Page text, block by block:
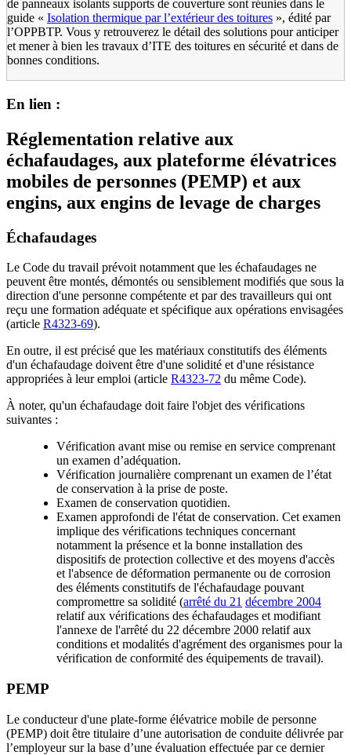
de panneaux isolants supports de couverture sont réunies dans le
guide « Isolation thermique par l’extérieur des toitures », édité par
l’OPPBTP. Vous y retrouverez le détail des solutions pour anticiper
et mener à bien les travaux d’ITE des toitures en sécurité et dans de
bonnes conditions.
En lien :
Réglementation relative aux
échafaudages, aux plateforme élévatrices
mobiles de personnes (PEMP) et aux
engins, aux engins de levage de charges
Échafaudages
Le Code du travail prévoit notamment que les échafaudages ne
peuvent être montés, démontés ou sensiblement modifiés que sous la
direction d'une personne compétente et par des travailleurs qui ont
reçu une formation adéquate et spécifique aux opérations envisagées
(article R4323-69).
En outre, il est précisé que les matériaux constitutifs des éléments
d'un échafaudage doivent être d'une solidité et d'une résistance
appropriées à leur emploi (article R4323-72 du même Code).
À noter, qu'un échafaudage doit faire l'objet des vérifications
suivantes :
Vérification avant mise ou remise en service comprenant
un examen d’adéquation.
Vérification journalière comprenant un examen de l’état
de conservation à la prise de poste.
Examen de conservation quotidien.
Examen approfondi de l'état de conservation. Cet examen
implique des vérifications techniques concernant
notamment la présence et la bonne installation des
dispositifs de protection collective et des moyens d'accès
et l'absence de déformation permanente ou de corrosion
des éléments constitutifs de l'échafaudage pouvant
compromettre sa solidité (arrêté du 21 décembre 2004
relatif aux vérifications des échafaudages et modifiant
l'annexe de l'arrêté du 22 décembre 2000 relatif aux
conditions et modalités d'agrément des organismes pour la
vérification de conformité des équipements de travail).
PEMP
Le conducteur d'une plate-forme élévatrice mobile de personne
(PEMP) doit être titulaire d’une autorisation de conduite délivrée par
l’employeur sur la base d’une évaluation effectuée par ce dernier